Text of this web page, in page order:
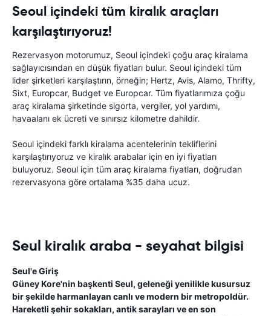
Seoul içindeki tüm kiralık araçları
karşılaştırıyoruz!
Rezervasyon motorumuz, Seoul içindeki çoğu araç kiralama
sağlayıcısından en düşük fiyatları bulur. Seoul içindeki tüm
lider şirketleri karşılaştırın, örneğin; Hertz, Avis, Alamo, Thrifty,
Sixt, Europcar, Budget ve Europcar. Tüm fiyatlarımıza çoğu
araç kiralama şirketinde sigorta, vergiler, yol yardımı,
havaalanı ek ücreti ve sınırsız kilometre dahildir.
Seoul içindeki farklı kiralama acentelerinin tekliflerini
karşılaştırıyoruz ve kiralık arabalar için en iyi fiyatları
buluyoruz. Seoul için tüm araç kiralama fiyatları, doğrudan
rezervasyona göre ortalama %35 daha ucuz.
Seul kiralık araba - seyahat bilgisi
Seul'e Giriş
Güney Kore'nin başkenti Seul, geleneği yenilikle kusursuz
bir şekilde harmanlayan canlı ve modern bir metropoldür.
Hareketli şehir sokakları, antik sarayları ve en son